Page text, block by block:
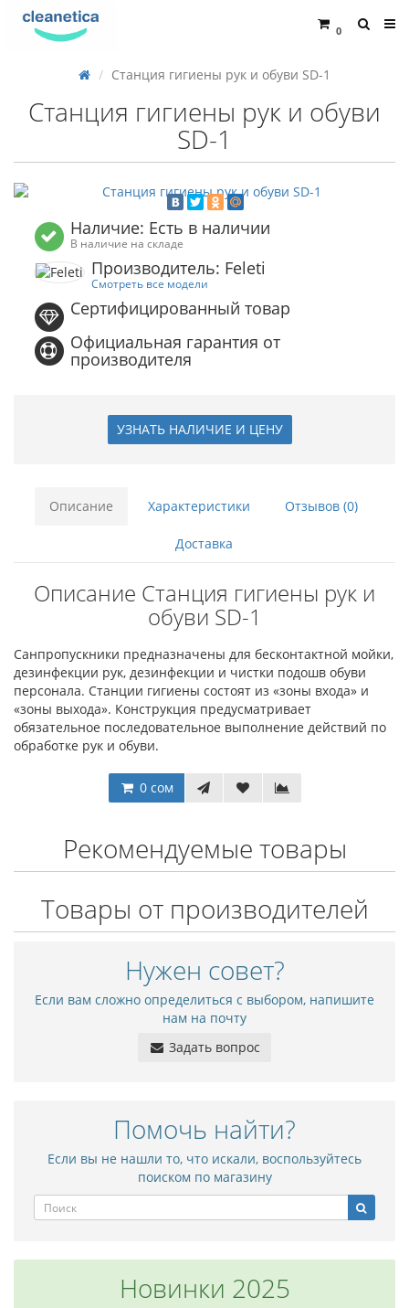
0
Станция гигиены рук и обуви SD-1
Станция гигиены рук и обуви
SD-1
Наличие: Есть в наличии
В наличие на складе
Производитель: Feleti
Смотреть все модели
Сертифицированный товар
Официальная гарантия от
производителя
УЗНАТЬ НАЛИЧИЕ И ЦЕНУ
Описание Характеристики Отзывов (0)
Доставка
Описание Станция гигиены рук и
обуви SD-1
Санпропускники предназначены для бесконтактной мойки,
дезинфекции рук, дезинфекции и чистки подошв обуви
персонала. Станции гигиены состоят из «зоны входа» и
«зоны выхода». Конструкция предусматривает
обязательное последовательное выполнение действий по
обработке рук и обуви.
0 сом
Рекомендуемые товары
Товары от производителей
Нужен совет?
Если вам сложно определиться с выбором, напишите
нам на почту
Задать вопрос
Помочь найти?
Если вы не нашли то, что искали, воспользуйтесь
поиском по магазину
Новинки 2025